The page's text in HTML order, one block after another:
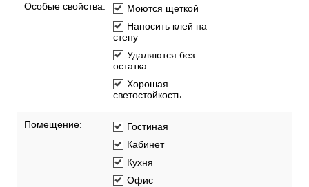
Особые свойства:
Моются щеткой
Наносить клей на
стену
Удаляются без
остатка
Хорошая
светостойкость
Помещение:
Гостиная
Кабинет
Кухня
Офис